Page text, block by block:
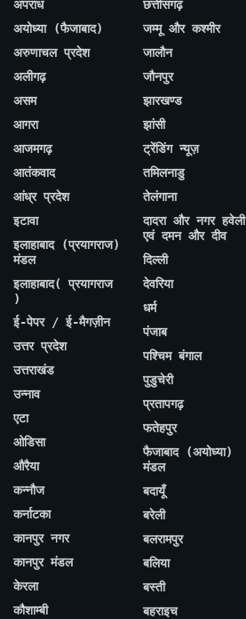
अपराध
अयोध्या (फैजाबाद)
अरुणाचल प्रदेश
अलीगढ़
असम
आगरा
आजमगढ़
आतंकवाद
आंध्र प्रदेश
इटावा
इलाहाबाद (प्रयागराज)
मंडल
इलाहाबाद( प्रयागराज
)
ई-पेपर / ई-मैगज़ीन
उत्तर प्रदेश
उत्तराखंड
उन्नाव
एटा
ओडिसा
औरैया
कन्नौज
कर्नाटका
कानपुर नगर
कानपुर मंडल
केरला
कौशाम्बी
छत्तीसगढ़
जम्मू और कश्मीर
जालौन
जौनपुर
झारखण्ड
झांसी
ट्रेंडिंग न्यूज़
तमिलनाडु
तेलंगाना
दादरा और नगर हवेली
एवं दमन और दीव
दिल्ली
देवरिया
धर्म
पंजाब
पश्चिम बंगाल
पुडुचेरी
प्रतापगढ़
फतेहपुर
फैजाबाद (अयोध्या)
मंडल
बदायूँ
बरेली
बलरामपुर
बलिया
बस्ती
बहराइच